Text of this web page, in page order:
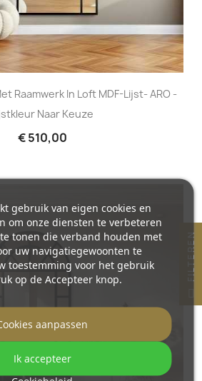
Raamwerk In Loft MDF-Lijst- ARO -
Naar Keuze
€ 510,00
gebruik van eigen cookies en
om onze diensten te verbeteren
tonen die verband houden met
uw navigatiegewoonten te
toestemming voor het gebruik
op de Accepteer knop.
aanpassen
Ik accepteer
N